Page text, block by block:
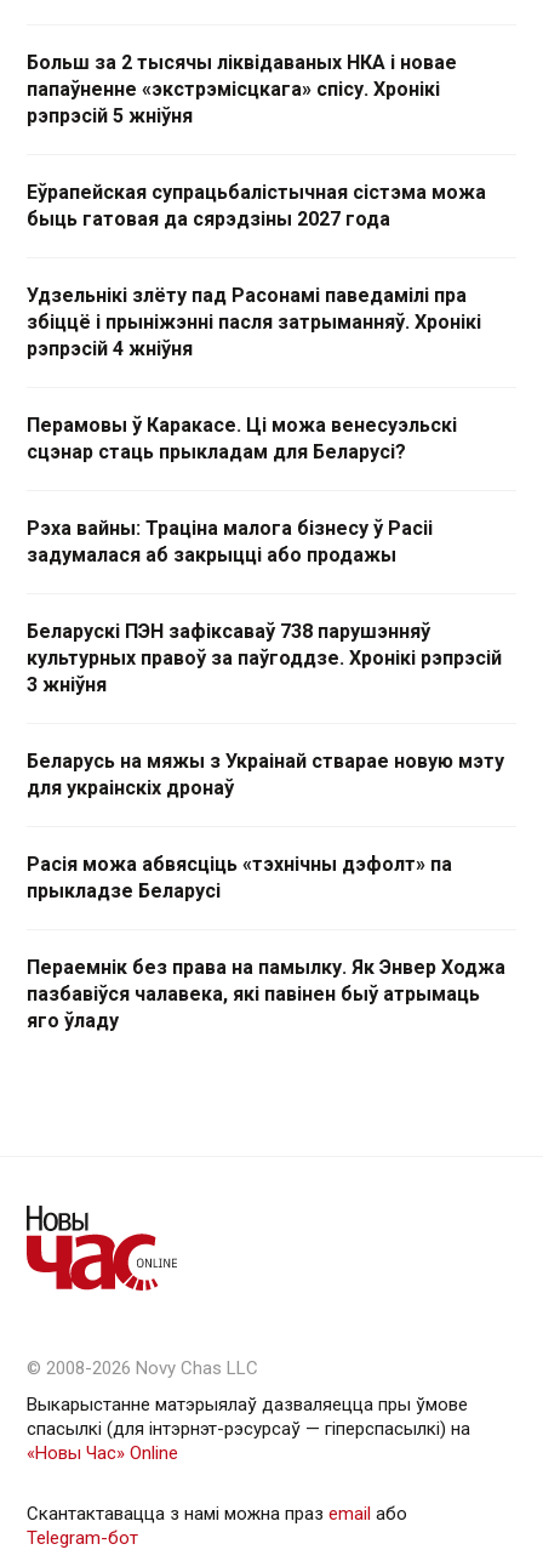
Больш за 2 тысячы ліквідаваных НКА і новае
папаўненне «экстрэмісцкага» спісу. Хронікі
рэпрэсій 5 жніўня
Еўрапейская супрацьбалістычная сістэма можа
быць гатовая да сярэдзіны 2027 года
Удзельнікі злёту пад Расонамі паведамілі пра
збіццё і прыніжэнні пасля затрыманняў. Хронікі
рэпрэсій 4 жніўня
Перамовы ў Каракасе. Ці можа венесуэльскі
сцэнар стаць прыкладам для Беларусі?
Рэха вайны: Траціна малога бізнесу ў Расіі
задумалася аб закрыцці або продажы
Беларускі ПЭН зафіксаваў 738 парушэнняў
культурных правоў за паўгоддзе. Хронікі рэпрэсій
3 жніўня
Беларусь на мяжы з Украінай стварае новую мэту
для украінскіх дронаў
Расія можа абвясціць «тэхнічны дэфолт» па
прыкладзе Беларусі
Пераемнік без права на памылку. Як Энвер Ходжа
пазбавіўся чалавека, які павінен быў атрымаць
яго ўладу
© 2008-2026 Novy Chas LLC
Выкарыстанне матэрыялаў дазваляецца пры ўмове
спасылкі (для інтэрнэт-рэсурсаў — гiперспасылкi) на
«Новы Час» Online
Скантактавацца з намі можна праз email або
Telegram-бот